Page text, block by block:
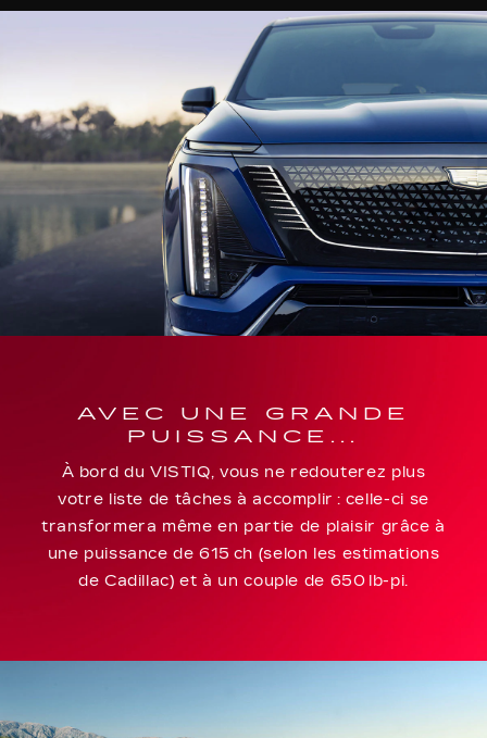
AVEC UNE GRANDE
PUISSANCE...
À bord du VISTIQ, vous ne redouterez plus
votre liste de tâches à accomplir : celle-ci se
transformera même en partie de plaisir grâce à
une puissance de 615 ch (selon les estimations
de Cadillac) et à un couple de 650 lb-pi.